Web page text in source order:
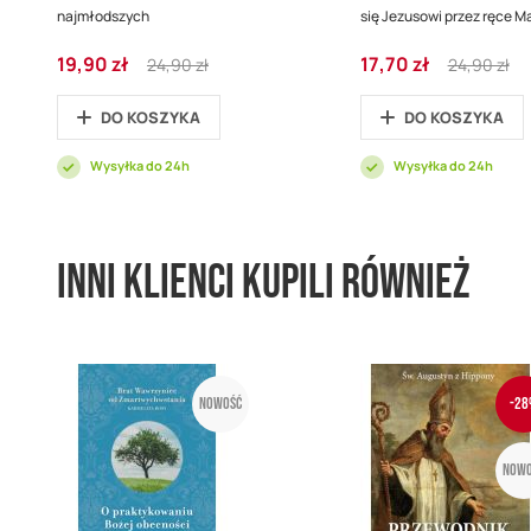
najmłodszych
Cena
promocyjna
19,90 zł
Regular
Price
24,90 zł
DO KOSZYKA
Wysyłka do 24h
się Jezusowi przez ręce
Cena
promocyjna
17,70 zł
Regular
Price
24,90 zł
DO KOSZYKA
Wysyłka do 24h
Inni klienci kupili również
Nowość -